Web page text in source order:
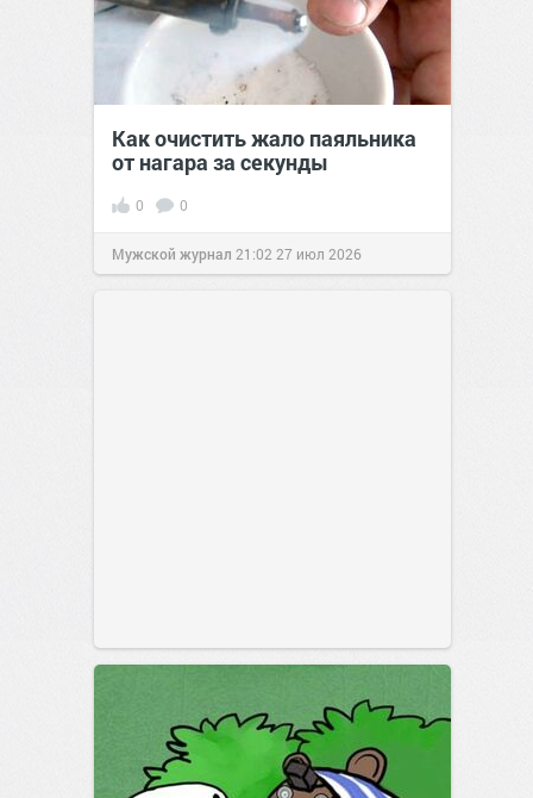
Как очистить жало паяльника
от нагара за секунды
0 0
Мужской журнал 21:02 27 июл 2026